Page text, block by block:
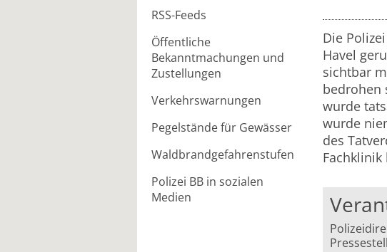
RSS-Feeds
Öffentliche
Bekanntmachungen und
Zustellungen
Verkehrswarnungen
Pegelstände für Gewässer
Waldbrandgefahrenstufen
Polizei BB in sozialen
Medien
Die
Havel
sichtbar
bedrohen
wurde
wurde
des